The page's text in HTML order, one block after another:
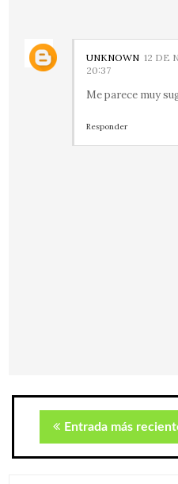
UNKNOWN 12 DE
20:37
Me parece muy
Responder
Entrada más